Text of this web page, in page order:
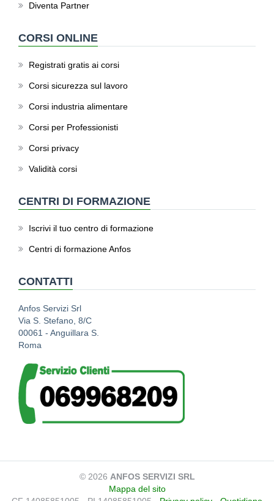
Diventa Partner
CORSI ONLINE
Registrati gratis ai corsi
Corsi sicurezza sul lavoro
Corsi industria alimentare
Corsi per Professionisti
Corsi privacy
Validità corsi
CENTRI DI FORMAZIONE
Iscrivi il tuo centro di formazione
Centri di formazione Anfos
CONTATTI
Anfos Servizi Srl
Via S. Stefano, 8/C
00061 - Anguillara S.
Roma
© 2026 ANFOS SERVIZI SRL
Mappa del sito